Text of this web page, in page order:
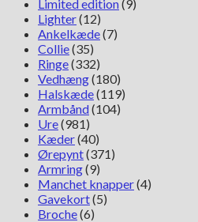
Limited edition(9)
Lighter(12)
Ankelkæde(7)
Collie(35)
Ringe(332)
Vedhæng(180)
Halskæde(119)
Armbånd(104)
Ure(981)
Kæder(40)
Ørepynt(371)
Armring(9)
Manchet knapper(4)
Gavekort(5)
Broche(6)